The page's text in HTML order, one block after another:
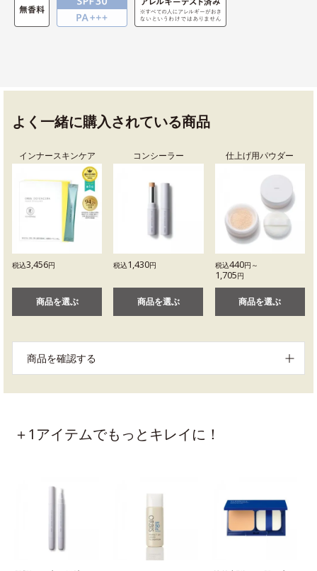
よく一緒に購入されている商品
インナースキンケア
税込3,456円
商品を選ぶ
コンシーラー
税込1,430円
商品を選ぶ
仕上げ用パウダー
税込440円～
1,705円
商品を選ぶ
商品を確認する
＋1アイテムでもっとキレイに！